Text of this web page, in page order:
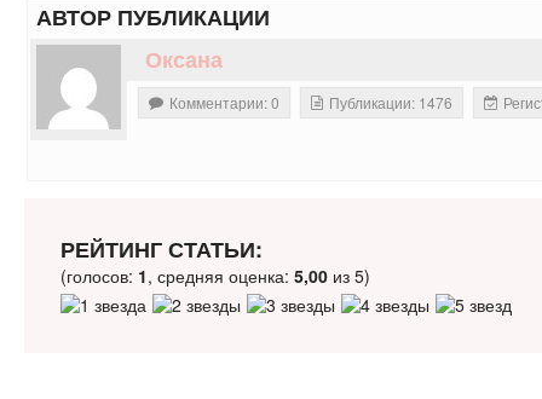
АВТОР ПУБЛИКАЦИИ
Оксана
Комментарии: 0 Публикации: 1476
РЕЙТИНГ СТАТЬИ:
(голосов: 1, средняя оценка: 5,00из 5)